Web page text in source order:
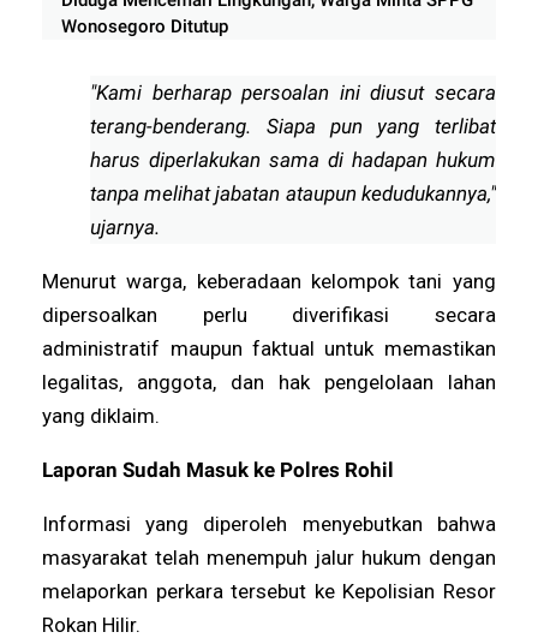
Wonosegoro Ditutup
"Kami berharap persoalan ini diusut secara
terang-benderang. Siapa pun yang terlibat
harus diperlakukan sama di hadapan hukum
tanpa melihat jabatan ataupun kedudukannya,"
ujarnya.
Menurut warga, keberadaan kelompok tani yang
dipersoalkan perlu diverifikasi secara
administratif maupun faktual untuk memastikan
legalitas, anggota, dan hak pengelolaan lahan
yang diklaim.
Laporan Sudah Masuk ke Polres Rohil
Informasi yang diperoleh menyebutkan bahwa
masyarakat telah menempuh jalur hukum dengan
melaporkan perkara tersebut ke Kepolisian Resor
Rokan Hilir.